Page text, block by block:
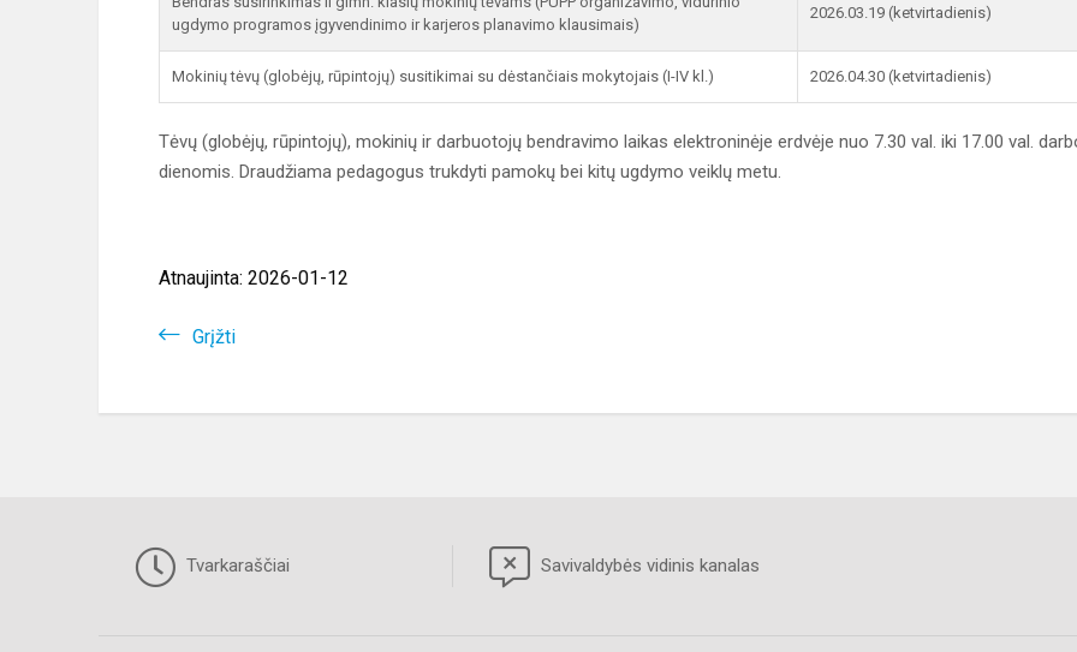
ugdymo programos įgyvendinimo ir karjeros planavimo klausimais)
2026.03.19 (ketvirtadienis)
Mokinių tėvų (globėjų, rūpintojų) susitikimai su dėstančiais mokytojais (I-IV kl.) 2026.04.30 (ketvirtadienis)
Tėvų (globėjų, rūpintojų), mokinių ir darbuotojų bendravimo laikas elektroninėje erdvėje nuo 7.30 val. iki 17.00 val.
dienomis. Draudžiama pedagogus trukdyti pamokų bei kitų ugdymo veiklų metu.
Atnaujinta: 2026-01-12
Grįžti
Tvarkaraščiai Savivaldybės vidinis kanalas